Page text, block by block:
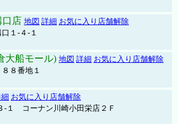
口店 地図 詳細 お気に入り店舗解除
１-４-１
大船モール) 地図 詳細 お気に入り店舗解除
８番地１
お気に入り店舗解除
‐１ コーナン川崎小田栄店２Ｆ